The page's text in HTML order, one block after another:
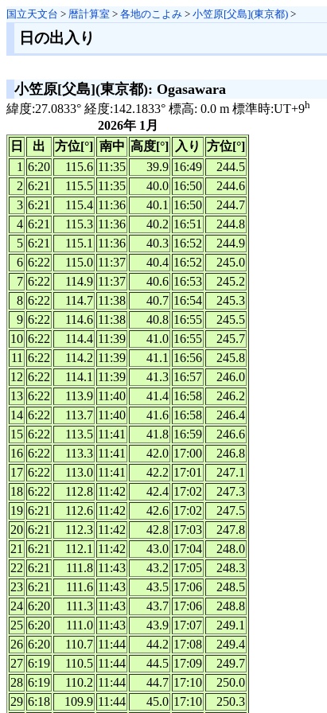
国立天文台 > 暦計算室 > 各地のこよみ > 小笠原[父島](東京都) >
日の出入り
小笠原[父島](東京都): Ogasawara
緯度:27.0833° 経度:142.1833° 標高: 0.0 m 標準時:UT+9h
2026年 1月
日
出 方位[°] 南中 高度[°] 入り
方位[°]
1 6:20 115.6 11:35 39.9 16:49
244.5
2 6:21 115.5 11:35 40.0 16:50
244.6
3 6:21 115.4 11:36 40.1 16:50
244.7
4 6:21 115.3 11:36 40.2 16:51
244.8
5 6:21 115.1 11:36 40.3 16:52
244.9
6 6:22 115.0 11:37 40.4 16:52
245.0
7 6:22 114.9 11:37 40.6 16:53
245.2
8 6:22 114.7 11:38 40.7 16:54
245.3
9 6:22 114.6 11:38 40.8 16:55
245.5
10 6:22 114.4 11:39 41.0 16:55
245.7
11 6:22 114.2 11:39 41.1 16:56
245.8
12 6:22 114.1 11:39 41.3 16:57
246.0
13 6:22 113.9 11:40 41.4 16:58
246.2
14 6:22 113.7 11:40 41.6 16:58
246.4
15 6:22 113.5 11:41 41.8 16:59
246.6
16 6:22 113.3 11:41 42.0 17:00
246.8
17 6:22 113.0 11:41 42.2 17:01
247.1
18 6:22 112.8 11:42 42.4 17:02
247.3
19 6:21 112.6 11:42 42.6 17:02
247.5
20 6:21 112.3 11:42 42.8 17:03
247.8
21 6:21 112.1 11:42 43.0 17:04
248.0
22 6:21 111.8 11:43 43.2 17:05
248.3
23 6:21 111.6 11:43 43.5 17:06
248.5
24 6:20 111.3 11:43 43.7 17:06
248.8
25 6:20 111.0 11:43 43.9 17:07
249.1
26 6:20 110.7 11:44 44.2 17:08
249.4
27 6:19 110.5 11:44 44.5 17:09
249.7
28 6:19 110.2 11:44 44.7 17:10
250.0
29 6:18 109.9 11:44 45.0 17:10 250.3